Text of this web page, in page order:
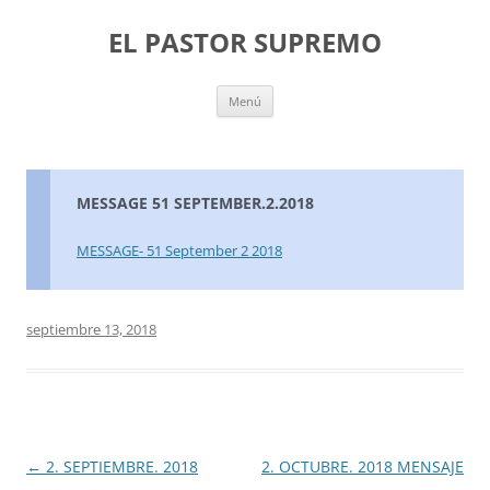
EL PASTOR SUPREMO
Menú
MESSAGE 51 SEPTEMBER.2.2018
MESSAGE- 51 September 2 2018
septiembre 13, 2018
Navegación
← 2. SEPTIEMBRE. 2018
2. OCTUBRE. 2018 MENSAJE